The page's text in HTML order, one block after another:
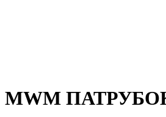
MWM ПАТРУБОК